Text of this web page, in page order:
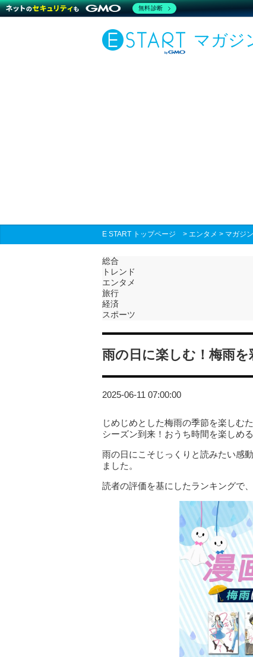
マガジ
E START トップページ > エンタメ > マガジン
総合
トレンド
エンタメ
旅行
経済
スポーツ
雨の日に楽しむ！梅雨
2025-06-11 07:00:00
じめじめとした梅雨の季節を楽しむ
シーズン到来！おうち時間を楽しめ
雨の日にこそじっくりと読みたい感
ました。
読者の評価を基にしたランキングで
無料診断